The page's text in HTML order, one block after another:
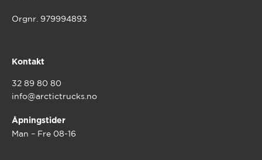
Orgnr. 979994893
Kontakt
32 89 80 80
info@arctictrucks.no
Åpningstider
Man – Fre 08-16